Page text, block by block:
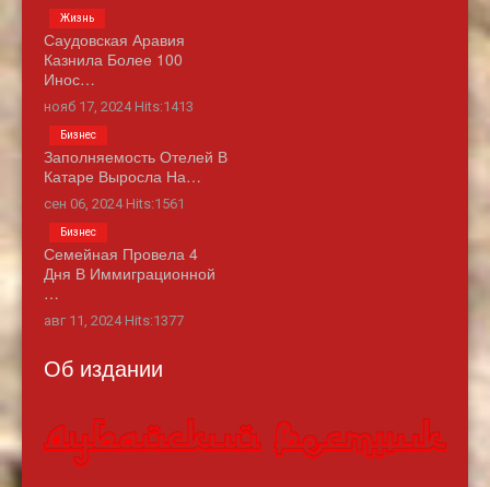
Саудовская Аравия
Казнила Более 100
Инос…
нояб 17, 2024 Hits:1413
Жизнь
Заполняемость Отелей В
Катаре Выросла На…
сен 06, 2024 Hits:1561
Бизнес
Семейная Провела 4
Дня В Иммиграционной
…
авг 11, 2024 Hits:1377
Бизнес
Об издании